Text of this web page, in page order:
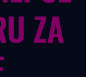
ZA